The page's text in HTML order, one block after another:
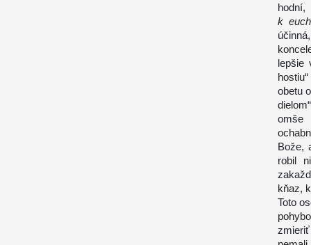
k
lepšie
obetu
omše
Bože,
robil
kňaz,
Toto